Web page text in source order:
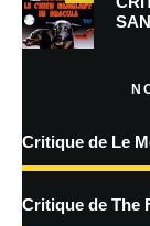
Prévenez-moi de
traitées
Critique de Le
Critique de The